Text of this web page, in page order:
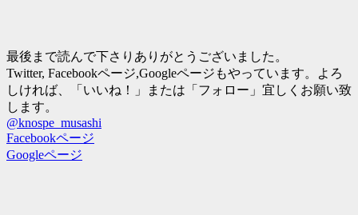
最後まで読んで下さりありがとうございました。
Twitter, Facebookページ,Googleページもやっています。よろ
しければ、「いいね！」または「フォロー」宜しくお願い致
します。
@knospe_musashi
Facebookページ
Googleページ